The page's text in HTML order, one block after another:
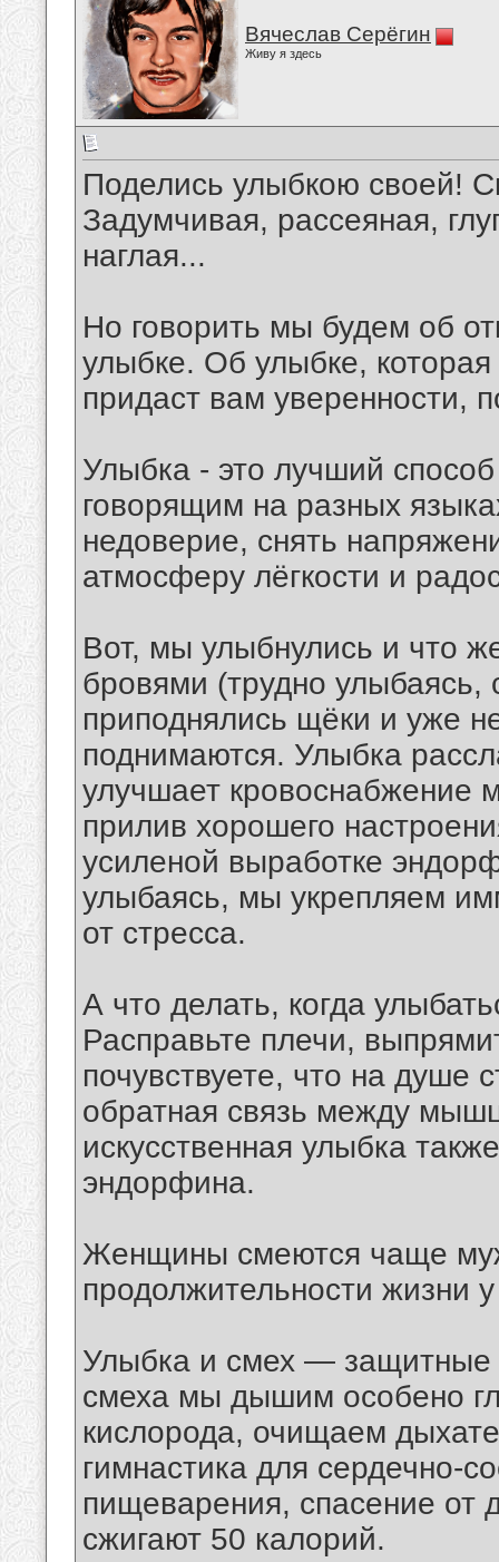
Вячеслав Серёгин
Живу я здесь
Поделись улыбкою своей!
Задумчивая, рассеяная,
наглая...
Но говорить мы будем об
улыбке. Об улыбке,
придаст вам уверенности,
Улыбка - это лучший
говорящим на разных
недоверие, снять
атмосферу лёгкости и
Вот, мы улыбнулись и что
бровями (трудно улыбаясь,
приподнялись щёки и уже
поднимаются. Улыбка
улучшает кровоснабжение
прилив хорошего
усиленой выработке
улыбаясь, мы укрепляем
от стресса.
А что делать, когда
Расправьте плечи,
почувствуете, что на душе
обратная связь между
искусственная улыбка
эндорфина.
Женщины смеются чаще
продолжительности жизни
Улыбка и смех — защитные
смеха мы дышим особено
кислорода, очищаем
гимнастика для сердечно-
пищеварения, спасение от
сжигают 50 калорий.